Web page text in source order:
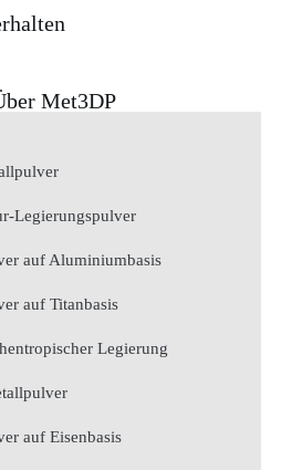
Met3DP
Legierungspulver
auf Aluminiumbasis
auf Titanbasis
Legierung
auf Eisenbasis